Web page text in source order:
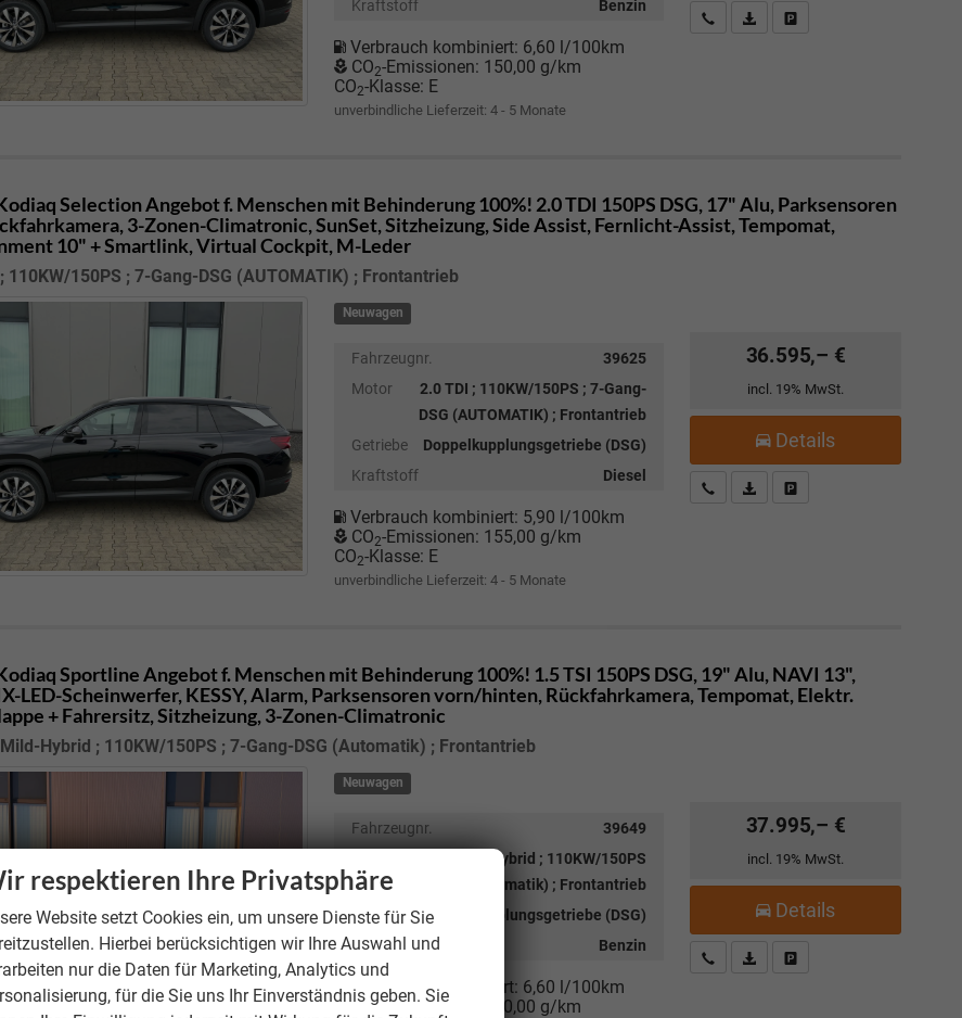
Kraftstoff
Benzin
Verbrauch kombiniert: 6,60 l/100km
CO2-Emissionen: 150,00 g/km
CO2-Klasse: E
unverbindliche Lieferzeit: 4 - 5 Monate
Kostenloser Rückruf-Service
PDF-Datei, Fahrzeugexposé
Selection Angebot f. Menschen mit Behinderung 100%! 2.0 TDI 150PS DSG, 17" Alu, Parksensoren
3-Zonen-Climatronic, SunSet, Sitzheizung, Side Assist, Fernlicht-Assist, Tempomat,
10" + Smartlink, Virtual Cockpit, M-Leder
110KW/150PS ; 7-Gang-DSG (AUTOMATIK) ; Frontantrieb
Neuwagen
Fahrzeugnr.
39625
Motor
2.0 TDI ; 110KW/150PS ; 7-Gang-
DSG (AUTOMATIK) ; Frontantrieb
Getriebe
Doppelkupplungsgetriebe (DSG)
Kraftstoff
Diesel
Verbrauch kombiniert: 5,90 l/100km
CO2-Emissionen: 155,00 g/km
CO2-Klasse: E
unverbindliche Lieferzeit: 4 - 5 Monate
36.595,– €
incl. 19% MwSt.
Details
Kostenloser Rückruf-Service
PDF-Datei, Fahrzeugexposé
Sportline Angebot f. Menschen mit Behinderung 100%! 1.5 TSI 150PS DSG, 19" Alu, NAVI 13",
LED-Scheinwerfer, KESSY, Alarm, Parksensoren vorn/hinten, Rückfahrkamera, Tempomat, Elektr.
+ Fahrersitz, Sitzheizung, 3-Zonen-Climatronic
Hybrid ; 110KW/150PS ; 7-Gang-DSG (Automatik) ; Frontantrieb
Neuwagen
Fahrzeugnr.
39649
1.5 TSI Mild-Hybrid ; 110KW/150PS
; 7-Gang-DSG (Automatik) ; Frontantrieb
Getriebe
Doppelkupplungsgetriebe (DSG)
Kraftstoff
Benzin
Verbrauch kombiniert: 6,60 l/100km
CO -Emissionen:
150,00 g/km
37.995,– €
incl. 19% MwSt.
Details
Kostenloser Rückruf-Service
PDF-Datei, Fahrzeugexposé
respektieren Ihre Privatsphäre
Website setzt Cookies ein, um unsere Dienste für Sie
Hierbei berücksichtigen wir Ihre Auswahl und
nur die Daten für Marketing, Analytics und
für die Sie uns Ihr Einverständnis geben. Sie